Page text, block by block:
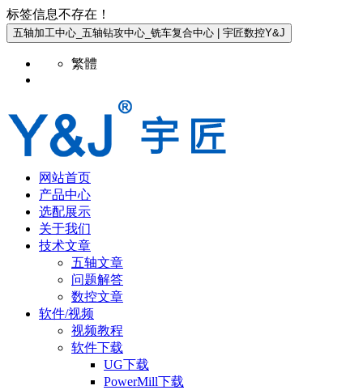
标签信息不存在！
五轴加工中心_五轴钻攻中心_铣车复合中心 | 宇匠数控Y&J
繁體
网站首页
产品中心
选配展示
关于我们
技术文章
五轴文章
问题解答
数控文章
软件/视频
视频教程
软件下载
UG下载
PowerMill下载